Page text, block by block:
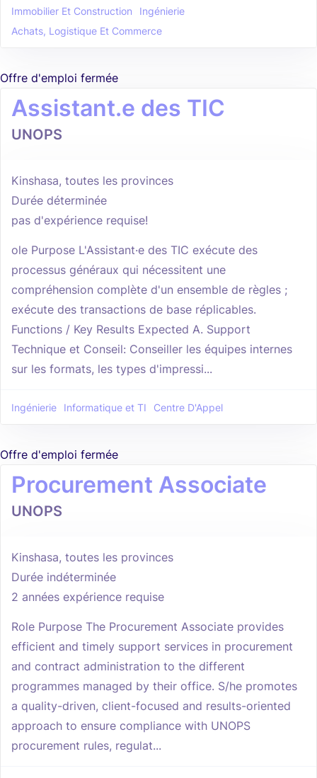
Immobilier Et Construction
Ingénierie
Achats, Logistique Et Commerce
Offre d'emploi fermée
Assistant.e des TIC
UNOPS
Kinshasa, toutes les provinces
Durée déterminée
pas d'expérience requise!
ole Purpose L'Assistant·e des TIC exécute des
processus généraux qui nécessitent une
compréhension complète d'un ensemble de règles ;
exécute des transactions de base réplicables.
Functions / Key Results Expected A. Support
Technique et Conseil: Conseiller les équipes internes
sur les formats, les types d'impressi...
Ingénierie Informatique et TI Centre D'Appel
Offre d'emploi fermée
Procurement Associate
UNOPS
Kinshasa, toutes les provinces
Durée indéterminée
2 années expérience requise
Role Purpose The Procurement Associate provides
efficient and timely support services in procurement
and contract administration to the different
programmes managed by their office. S/he promotes
a quality-driven, client-focused and results-oriented
approach to ensure compliance with UNOPS
procurement rules, regulat...